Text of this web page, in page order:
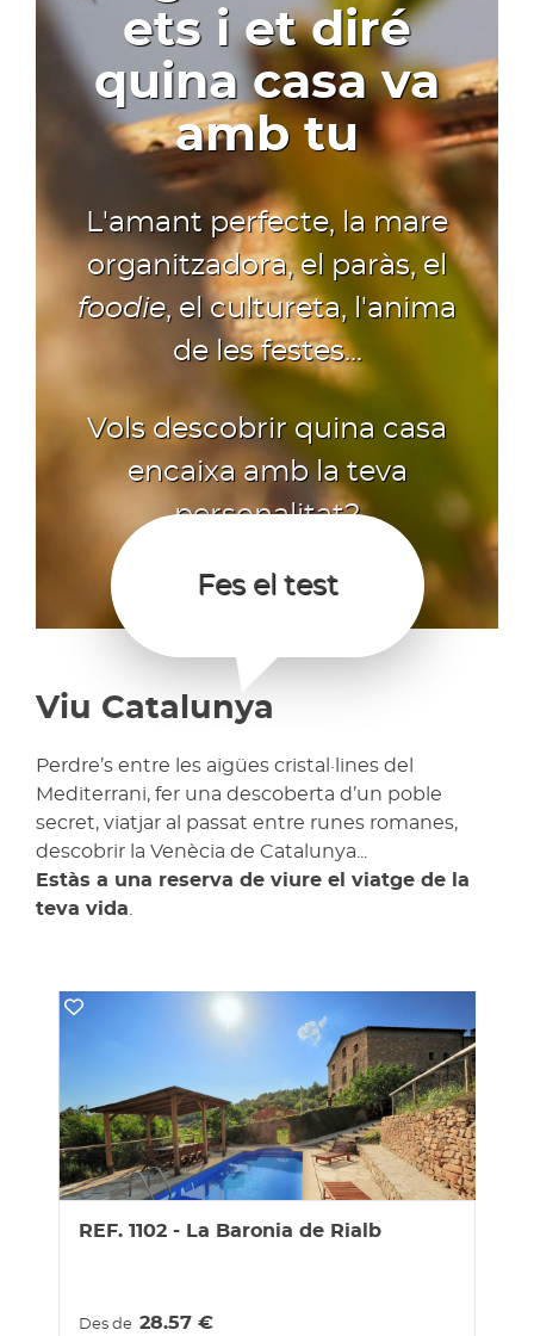
ets i et diré
quina casa va
amb tu
L'amant perfecte, la mare
organitzadora, el paràs, el
foodie, el cultureta, l'anima
de les festes...
Vols descobrir quina casa
encaixa amb la teva
personalitat?
Fes el test
Viu Catalunya
Perdre’s entre les aigües cristal·lines del
Mediterrani, fer una descoberta d’un poble
secret, viatjar al passat entre runes romanes,
descobrir la Venècia de Catalunya...
Estàs a una reserva de viure el viatge de la
teva vida
REF. 1102 - La Baronia de Rialb
Des de 28.57€